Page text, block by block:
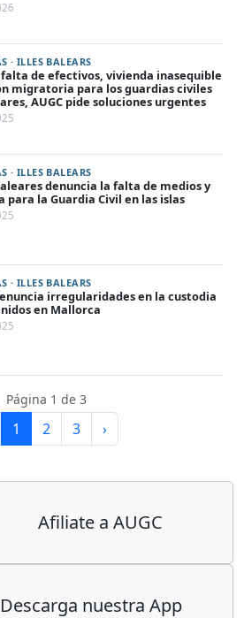
· ILLES BALEARS
de efectivos, vivienda inasequible
migratoria para los guardias civiles
AUGC pide soluciones urgentes
· ILLES BALEARS
denuncia la falta de medios y
para la Guardia Civil en las islas
· ILLES BALEARS
irregularidades en la custodia
en Mallorca
Página 1 de 3
1 2 3 ›
Afiliate a AUGC
Descarga nuestra App